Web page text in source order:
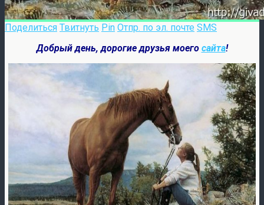
Поделиться Твитнуть Pin Отпр. по эл. почте SMS
Добрый день, дорогие друзья моего сайта!